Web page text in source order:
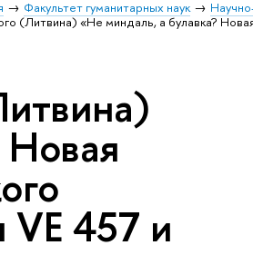
Факультет гуманитарных наук
(Литвина) «Не миндаль, а булавка?
VE 457 и